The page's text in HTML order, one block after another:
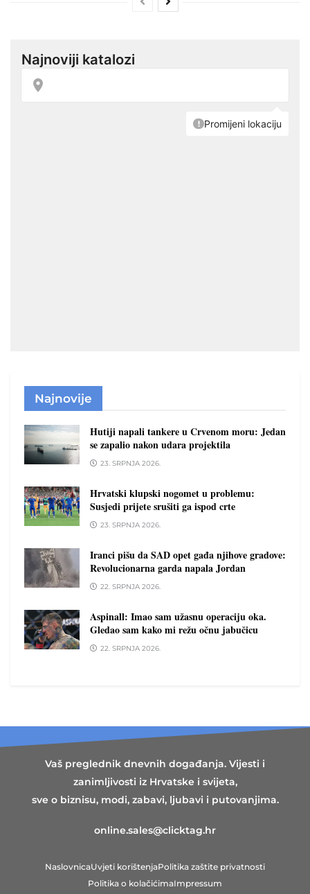
Najnovije
Hutiji napali tankere u Crvenom moru: Jedan
se zapalio nakon udara projektila
23. SRPNJA 2026.
Hrvatski klupski nogomet u problemu:
Susjedi prijete srušiti ga ispod crte
23. SRPNJA 2026.
Iranci pišu da SAD opet gađa njihove gradove:
Revolucionarna garda napala Jordan
22. SRPNJA 2026.
Aspinall: Imao sam užasnu operaciju oka.
Gledao sam kako mi režu očnu jabučicu
22. SRPNJA 2026.
Vaš preglednik dnevnih događanja. Vijesti i
zanimljivosti iz Hrvatske i svijeta,
sve o biznisu, modi, zabavi, ljubavi i putovanjima.
online.sales@clicktag.hr
NaslovnicaUvjeti korištenjaPolitika zaštite privatnosti
Politika o kolačićimaImpressum